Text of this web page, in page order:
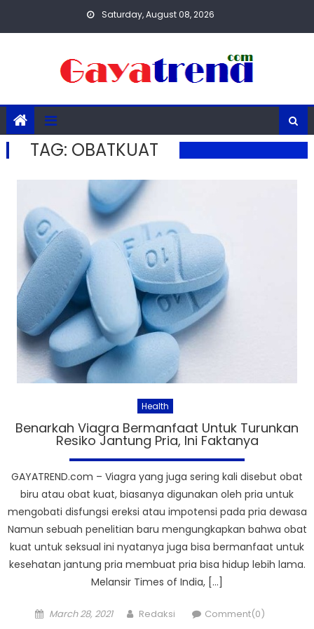
Saturday, August 08, 2026
TAG: OBATKUAT
Health
Benarkah Viagra Bermanfaat Untuk Turunkan
Resiko Jantung Pria, Ini Faktanya
GAYATREND.com – Viagra yang juga sering kali disebut obat
biru atau obat kuat, biasanya digunakan oleh pria untuk
mengobati disfungsi ereksi atau impotensi pada pria dewasa
Namun sebuah penelitian baru mengungkapkan bahwa obat
kuat untuk seksual ini nyatanya juga bisa bermanfaat untuk
kesehatan jantung pria membuat pria bisa hidup lebih lama.
Melansir Times of India, […]
Posted
March 28, 2021 Author
Redaksi Comment(0)